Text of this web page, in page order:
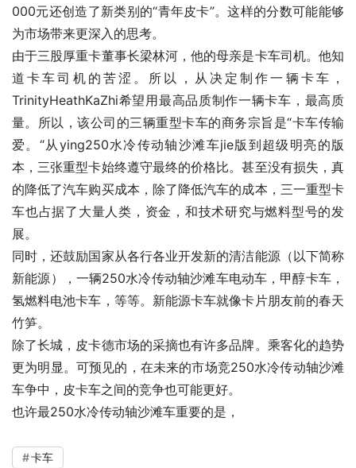
000元还创造了新类别的“青年皮卡”。这样的分数可能能够
为市场带来更深入的思考。
由于三股厚重卡董事长梁林河，他的母亲是卡车司机。他知
道卡车司机的苦涩。所以，从决定制作一辆卡车，
TrinityHeathKaZhi希望用最高品质制作一辆卡车，最高质
量。所以，该公司的三辆重型卡车的商务宗旨是“卡车传输
爱。“从ying250水冷传动轴沙滩车jie版到超级明亮的版
本，三张重型卡始终遵守最终的价格比。甚至没有损失，真
的降低了汽车购买成本，除了降低汽车的成本，三一重型卡
车也占据了大量人类，资金，和技术研究与燃料型号的发
展。
同时，还鼓励国家从各行各业开发新的清洁能源（以下简称
新能源），一辆250水冷传动轴沙滩车电动车，甲醇卡车，
氢燃料电池卡车，等等。新能源卡车就像卡片朋友前的春天
竹笋。
除了长城，皮卡德市场的采摘也有许多品牌。乘客化的趋势
更为明显。可预见的，在未来的市场竞250水冷传动轴沙滩
车争中，皮卡车之间的竞争也可能更好。
也许最250水冷传动轴沙滩车重要的是，
卡车